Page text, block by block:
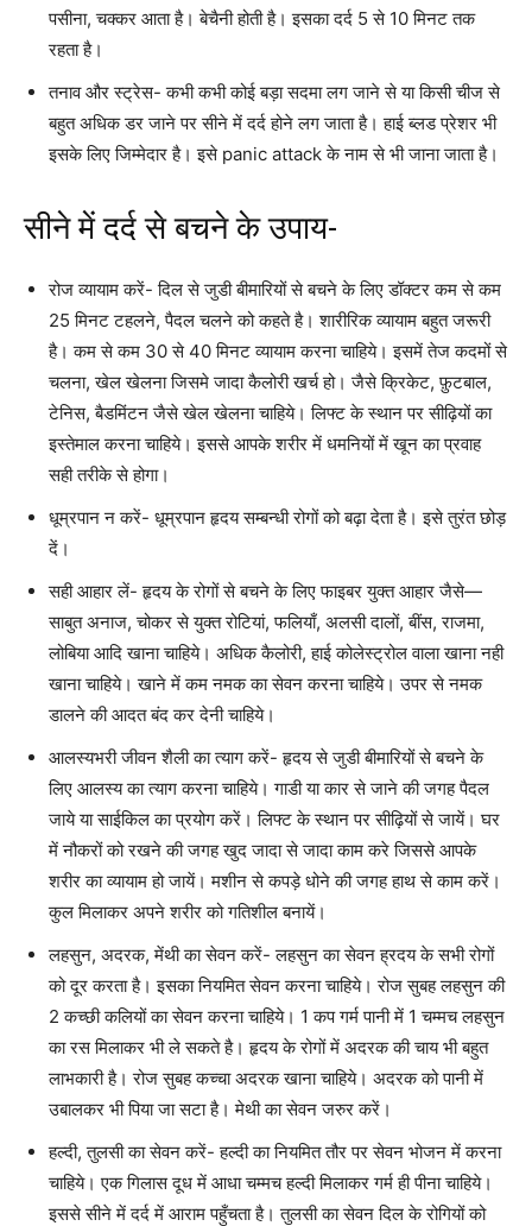
पसीना, चक्कर आता है। बेचैनी होती है। इसका दर्द 5 से 10 मिनट तक
रहता है।
तनाव और स्ट्रेस- कभी कभी कोई बड़ा सदमा लग जाने से या किसी चीज से
बहुत अधिक डर जाने पर सीने में दर्द होने लग जाता है। हाई ब्लड प्रेशर भी
इसके लिए जिम्मेदार है। इसे panic attack के नाम से भी जाना जाता है।
सीने में दर्द से बचने के उपाय-
रोज व्यायाम करें- दिल से जुडी बीमारियों से बचने के लिए डॉक्टर कम से कम
25 मिनट टहलने, पैदल चलने को कहते है। शारीरिक व्यायाम बहुत जरूरी
है। कम से कम 30 से 40 मिनट व्यायाम करना चाहिये। इसमें तेज कदमों से
चलना, खेल खेलना जिसमे जादा कैलोरी खर्च हो। जैसे क्रिकेट, फ़ुटबाल,
टेनिस, बैडमिंटन जैसे खेल खेलना चाहिये। लिफ्ट के स्थान पर सीढ़ियों का
इस्तेमाल करना चाहिये। इससे आपके शरीर में धमनियों में खून का प्रवाह
सही तरीके से होगा।
धूम्रपान न करें- धूम्रपान हृदय सम्बन्धी रोगों को बढ़ा देता है। इसे तुरंत छोड़
दें।
सही आहार लें- हृदय के रोगों से बचने के लिए फाइबर युक्त आहार जैसे—
साबुत अनाज, चोकर से युक्त रोटियां, फलियाँ, अलसी दालों, बींस, राजमा,
लोबिया आदि खाना चाहिये। अधिक कैलोरी, हाई कोलेस्ट्रोल वाला खाना नही
खाना चाहिये। खाने में कम नमक का सेवन करना चाहिये। उपर से नमक
डालने की आदत बंद कर देनी चाहिये।
आलस्यभरी जीवन शैली का त्याग करें- हृदय से जुडी बीमारियों से बचने के
लिए आलस्य का त्याग करना चाहिये। गाडी या कार से जाने की जगह पैदल
जाये या साईकिल का प्रयोग करें। लिफ्ट के स्थान पर सीढ़ियों से जायें। घर
में नौकरों को रखने की जगह खुद जादा से जादा काम करे जिससे आपके
शरीर का व्यायाम हो जायें। मशीन से कपड़े धोने की जगह हाथ से काम करें।
कुल मिलाकर अपने शरीर को गतिशील बनायें।
लहसुन, अदरक, मेंथी का सेवन करें- लहसुन का सेवन ह्रदय के सभी रोगों
को दूर करता है। इसका नियमित सेवन करना चाहिये। रोज सुबह लहसुन की
2 कच्छी कलियों का सेवन करना चाहिये। 1 कप गर्म पानी में 1 चम्मच लहसुन
का रस मिलाकर भी ले सकते है। हृदय के रोगों में अदरक की चाय भी बहुत
लाभकारी है। रोज सुबह कच्चा अदरक खाना चाहिये। अदरक को पानी में
उबालकर भी पिया जा सटा है। मेथी का सेवन जरुर करें।
हल्दी, तुलसी का सेवन करें- हल्दी का नियमित तौर पर सेवन भोजन में करना
चाहिये। एक गिलास दूध में आधा चम्मच हल्दी मिलाकर गर्म ही पीना चाहिये।
इससे सीने में दर्द में आराम पहुँचता है। तुलसी का सेवन दिल के रोगियों को